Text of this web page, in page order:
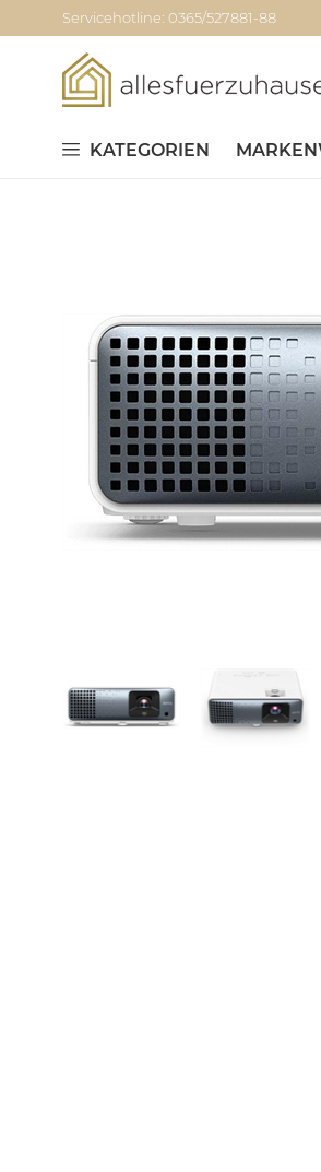
Servicehotline: 0365/527881-88
KATEGORIEN